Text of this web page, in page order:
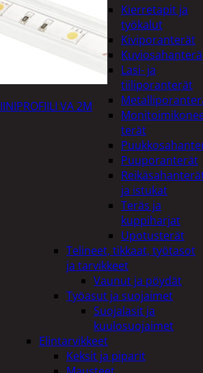
Kierretapit ja
työkalut
Kiviporanterät
Kuviosahanterä
Lasi- ja
tiiliporanterät
terät
Puuporanterät
ja istukat
Teräs ja
kuppiharjat
Upotusterät
Telineet, tikkaat, työtasot
ja tarvikkeet
Vaunut ja pöydät
Työasut ja suojaimet
Suojalasit ja
kuulosuojaimet
Elintarvikkeet
Keksit ja piparit
VA 2M